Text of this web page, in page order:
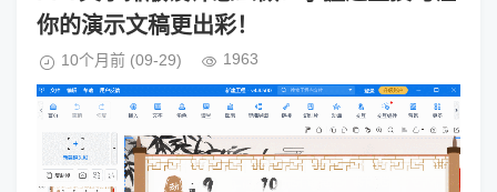
你的演示文稿更出彩！
10个月前 (09-29) 1963